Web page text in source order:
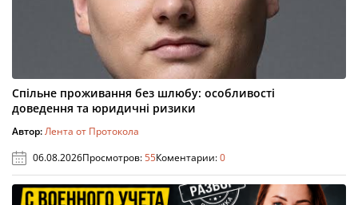
Спільне проживання без шлюбу: особливості
доведення та юридичні ризики
Автор:Лента от Протокола
06.08.2026Просмотров:55Коментарии:0